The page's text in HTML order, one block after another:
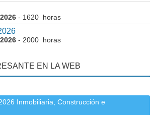
- 1620 horas
- 2000 horas
EN LA WEB
Inmobiliaria, Construcción e